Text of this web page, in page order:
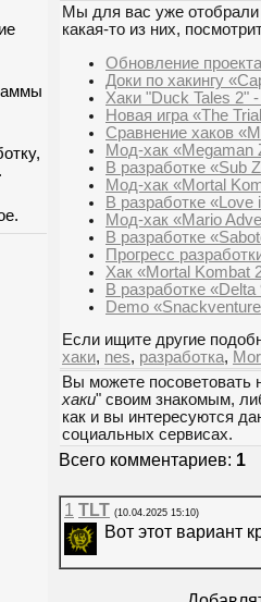
Мы для вас уже отобрали
какая-то из них,
Обновление
Доки по хакингу
Хаки "Duck Tales 2"
Новая игра «The
Сравнение хаков
Мод-хак «Megaman
В разработке «Sub
Мод-хак «Mortal
В разработке «Love
Мод-хак «Mario
В разработке
Прогресс
Хак «Mortal Kombat
В разработке «Delta
Demo
Если ищите другие
хаки, nes, разработка,
Вы можете посоветовать
хаки" своим знакомым,
как и вы интересуются
социальных сервисах.
Всего комментариев: 1
1 TLT (10.04.2025 15:10)
Вот этот вариант